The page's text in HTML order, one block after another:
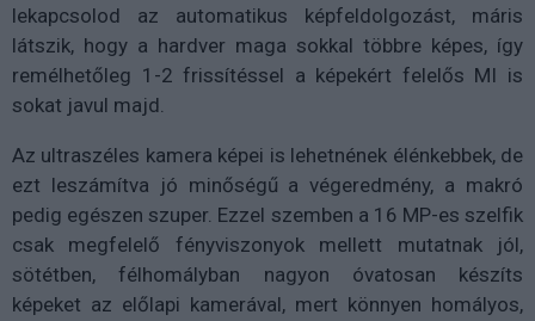
lekapcsolod az automatikus képfeldolgozást, máris
látszik, hogy a hardver maga sokkal többre képes, így
remélhetőleg 1-2 frissítéssel a képekért felelős MI is
sokat javul majd.
Az ultraszéles kamera képei is lehetnének élénkebbek, de
ezt leszámítva jó minőségű a végeredmény, a makró
pedig egészen szuper. Ezzel szemben a 16 MP-es szelfik
csak megfelelő fényviszonyok mellett mutatnak jól,
sötétben, félhomályban nagyon óvatosan készíts
képeket az előlapi kamerával, mert könnyen homályos,